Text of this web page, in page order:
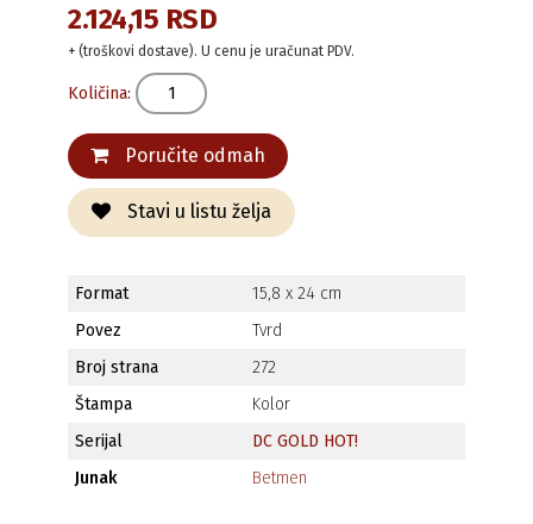
2.124,15 RSD
+ (troškovi dostave). U cenu je uračunat PDV.
Količina:
Poručite odmah
Stavi u listu želja
Format
15,8 x 24 cm
Povez
Tvrd
Broj strana
272
Štampa
Kolor
Serijal
DC GOLD HOT!
Junak
Betmen